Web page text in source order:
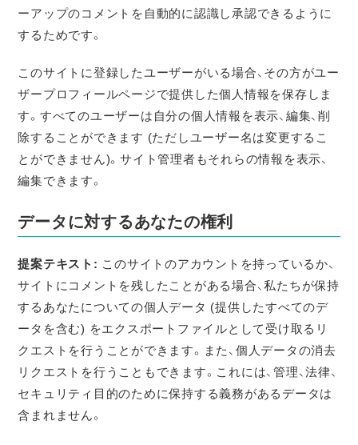
ーアップのコメントを自動的に認識し承認できるように
するためです。
このサイトに登録したユーザーがいる場合、その方がユー
ザープロフィールページで提供した個人情報を保存しま
す。すべてのユーザーは自分の個人情報を表示、編集、削
除することができます (ただしユーザー名は変更するこ
とができません)。サイト管理者もそれらの情報を表示、
編集できます。
データに対するあなたの権利
提案テキスト: このサイトのアカウントを持っているか、
サイトにコメントを残したことがある場合、私たちが保持
するあなたについての個人データ (提供したすべてのデ
ータを含む) をエクスポートファイルとして受け取るリ
クエストを行うことができます。また、個人データの消去
リクエストを行うこともできます。これには、管理、法律、
セキュリティ目的のために保持する義務があるデータは
含まれません。